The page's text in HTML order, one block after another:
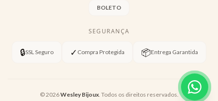
BOLETO
SEGURANÇA
🔒SSL Seguro ✓ Compra Protegida 📦Entrega Garantida
©2026Wesley Bijoux. Todos os direitos reservados.